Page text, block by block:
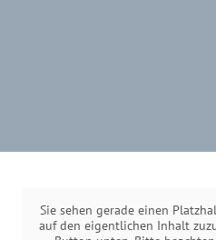
Sie sehen gerade einen
auf den eigentlichen Inhalt